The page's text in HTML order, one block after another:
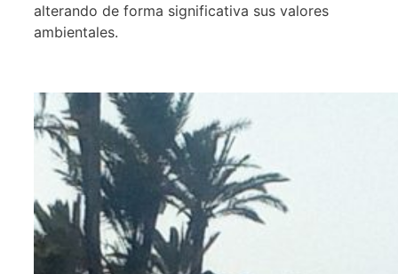
alterando de forma significativa sus valores
ambientales.